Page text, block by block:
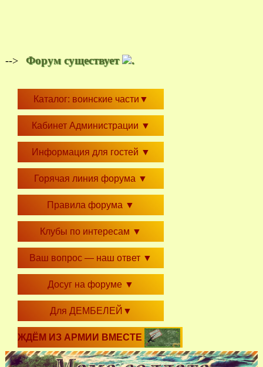
--> Форум существует .
Каталог: воинские части ▼
Кабинет Администрации ▼
Информация для гостей ▼
Горячая линия форума ▼
Правила форума ▼
Клубы по интересам ▼
Ваш вопрос — наш ответ ▼
Досуг на форуме ▼
Для ДЕМБЕЛЕЙ ▼
ЖДЁМ ИЗ АРМИИ ВМЕСТЕ